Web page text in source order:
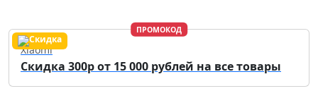
ПРОМОКОД
Xiaomi
Скидка 300р от 15 000 рублей на все товары